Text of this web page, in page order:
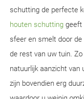
schutting de perfecte
houten schutting geeft
sfeer en smelt door
de rest van uw tuin.
natuurlijk aanzicht
zijn bovendien erg